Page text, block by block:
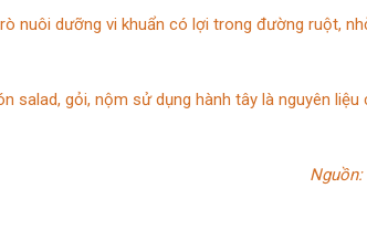
nuôi dưỡng vi khuẩn có lợi trong đường ruột,
gỏi, nộm sử dụng hành tây là nguyên liệu